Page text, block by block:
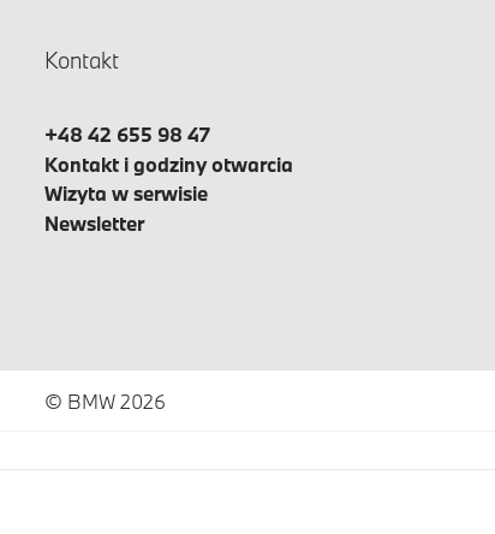
Kontakt
+48 42 655 98 47
Kontakt i godziny otwarcia
Wizyta w serwisie
Newsletter
© BMW 2026